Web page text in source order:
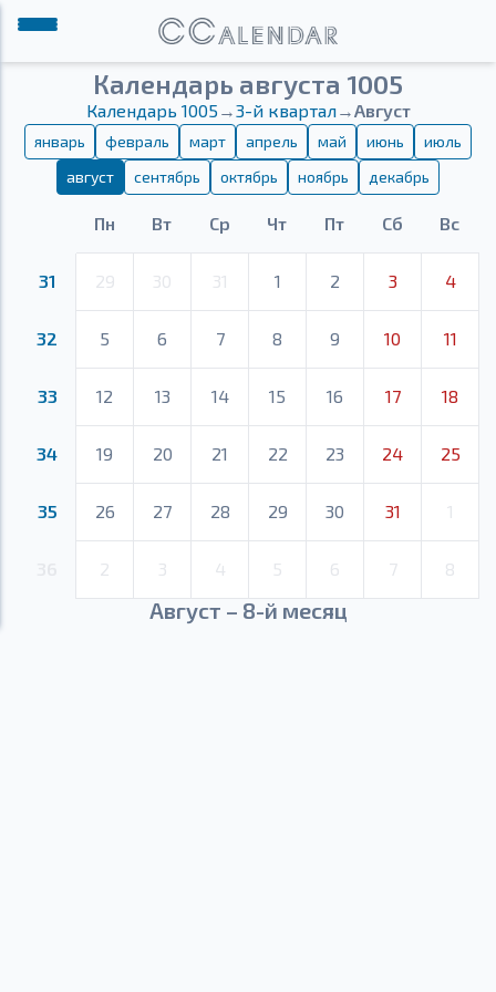
Календарь августа 1005
Календарь 1005 →3-й квартал→Август
январь февраль март апрель май июнь
июль
август
сентябрь октябрь ноябрь декабрь
Пн Вт Ср Чт Пт Сб Вс
31 29 30 31 1 2 3 4
32 5 6 7 8 9 10 11
33 12 13 14 15 16 17 18
34 19 20 21 22 23 24 25
35 26 27 28 29 30 31 1
2 3 4 5 6 7 8
Август – 8-й месяц